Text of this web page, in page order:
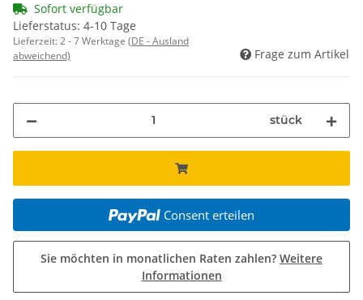
Sofort verfügbar
Lieferstatus: 4-10 Tage
Lieferzeit:2 - 7 Werktage (DE - Ausland
abweichend)
Frage zum Artikel
stück
Consent erteilen
Sie möchten in monatlichen Raten zahlen? Weitere
Informationen